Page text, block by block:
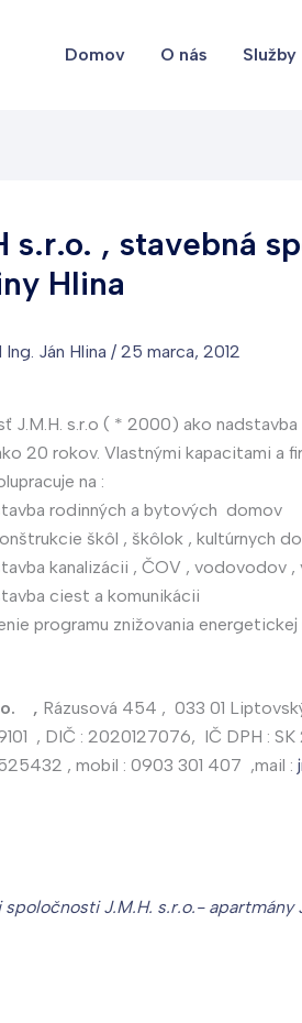
Domov O nás Služby
s.r.o. , stavebná
Hlina
Ing. Ján Hlina / 25 marca, 2012
J.M.H. s.r.o ( * 2000) ako
20 rokov. Vlastnými kapacitami a
na :
rodinných a bytových domov
škôl , škôlok , kultúrnych
kanalizácii , ČOV , vodovodov ,
ciest a komunikácii
programu znižovania
, Rázusová 454 , 033 01
, DIČ : 2020127076, IČ DPH :
, mobil : 0903 301 407 ,mail :
spoločnosti J.M.H. s.r.o.-